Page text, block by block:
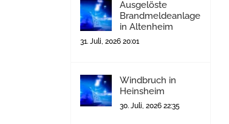
Ausgelöste
Brandmeldeanlage
in Altenheim
31. Juli, 2026 20:01
Windbruch in
Heinsheim
30. Juli, 2026 22:35